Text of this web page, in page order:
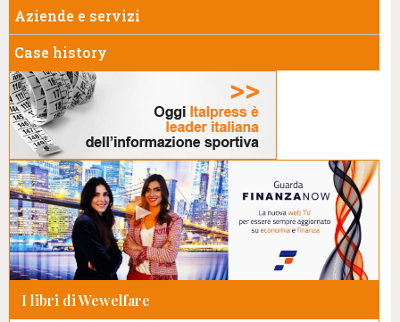
Aziende e servizi
Case history
I libri di Wewelfare